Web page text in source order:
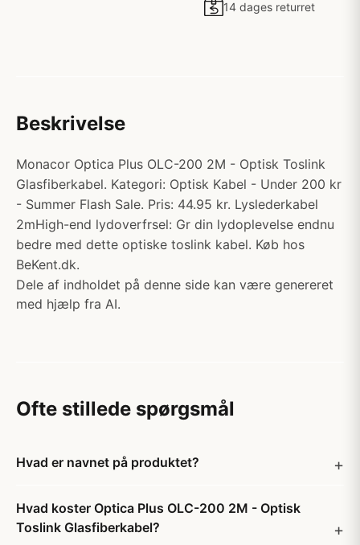
14 dages returret
Beskrivelse
Monacor Optica Plus OLC-200 2M - Optisk Toslink
Glasfiberkabel. Kategori: Optisk Kabel - Under 200 kr
- Summer Flash Sale. Pris: 44.95 kr. Lyslederkabel
2mHigh-end lydoverfrsel: Gr din lydoplevelse endnu
bedre med dette optiske toslink kabel. Køb hos
BeKent.dk.
Dele af indholdet på denne side kan være genereret
med hjælp fra AI.
Ofte stillede spørgsmål
Hvad er navnet på produktet?
Hvad koster Optica Plus OLC-200 2M - Optisk
Toslink Glasfiberkabel?